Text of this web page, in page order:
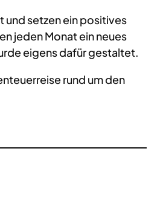
und setzen ein positives
jeden Monat ein neues
eigens dafür gestaltet.
rund um den